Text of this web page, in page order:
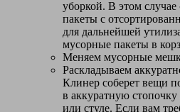
уборкой. В этом
пакеты с
для дальнейшей
мусорные пакеты в
Меняем мусорные
Раскладываем
Клинер соберет вещи
в аккуратную стопочку
или стуле. Если вам